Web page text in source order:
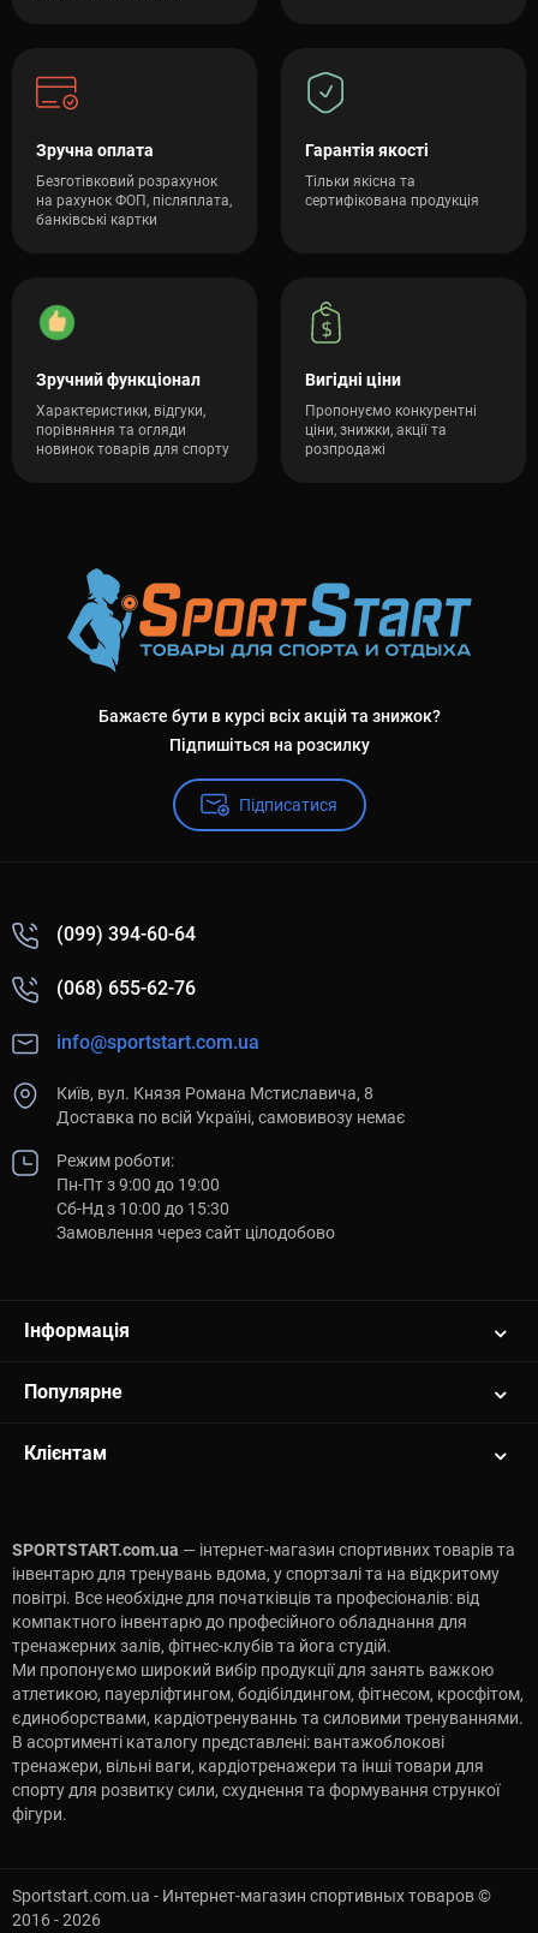
Зручна оплата
Безготівковий розрахунок
на рахунок ФОП, післяплата,
банківські картки
Гарантія якості
Тільки якісна та
сертифікована продукція
Зручний функціонал
Характеристики, відгуки,
порівняння та огляди
новинок товарів для спорту
Вигідні ціни
Пропонуємо конкурентні
ціни, знижки, акції та
розпродажі
Бажаєте бути в курсі всіх акцій та знижок?
Підпишіться на розсилку
Підписатися
(099) 394-60-64
(068) 655-62-76
info@sportstart.com.ua
Київ, вул. Князя Романа Мстиславича, 8
Доставка по всій Україні, самовивозу немає
Режим роботи:
Пн-Пт з 9:00 до 19:00
Сб-Нд з 10:00 до 15:30
Замовлення через сайт цілодобово
Інформація
Популярне
Клієнтам
SPORTSTART.com.ua — інтернет-магазин спортивних товарів та
інвентарю для тренувань вдома, у спортзалі та на відкритому
повітрі. Все необхідне для початківців та професіоналів: від
компактного інвентарю до професійного обладнання для
тренажерних залів, фітнес-клубів та йога студій.
Ми пропонуємо широкий вибір продукції для занять важкою
атлетикою, пауерліфтингом, бодібілдингом, фітнесом, кросфітом,
єдиноборствами, кардіотренуваннь та силовими тренуваннями.
В асортименті каталогу представлені: вантажоблокові
тренажери, вільні ваги, кардіотренажери та інші товари для
спорту для розвитку сили, схуднення та формування стрункої
фігури.
Sportstart.com.ua - Интернет-магазин спортивных товаров ©
2016 - 2026